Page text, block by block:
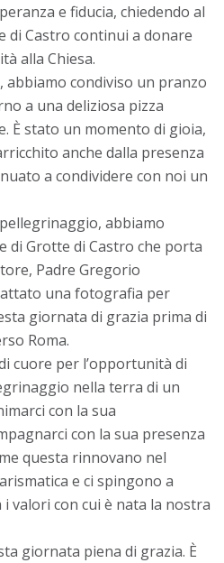
e fiducia, chiedendo al
di Castro continui a donare
alla Chiesa.
abbiamo condiviso un pranzo
a una deliziosa pizza
È stato un momento di gioia,
anche dalla presenza
a condividere con noi un
abbiamo
di Grotte di Castro che porta
Padre Gregorio
una fotografia per
giornata di grazia prima di
Roma.
cuore per l’opportunità di
nella terra di un
con la sua
con la sua presenza
questa rinnovano nel
e ci spingono a
valori con cui è nata la nostra
giornata piena di grazia. È